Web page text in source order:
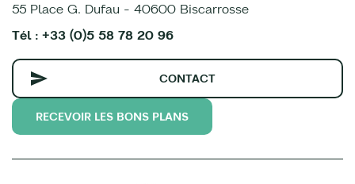
55 Place G. Dufau - 40600 Biscarrosse
Tél : +33 (0)5 58 78 20 96
CONTACT
RECEVOIR LES BONS PLANS